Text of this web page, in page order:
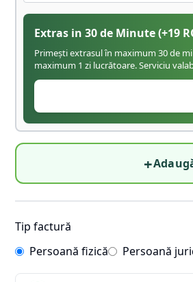
Extras in 30 de Minute(+19
Primești extrasul în maximum 30 de
maximum 1 zi lucrătoare. Serviciu
+
Tip factură
Persoană fizică
Persoană